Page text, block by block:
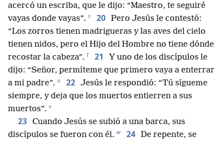
acercó un escriba, que le dijo: “Maestro, te seguiré
vayas donde vayas”. s 20 Pero Jesús le contestó:
“Los zorros tienen madrigueras y las aves del cielo
tienen nidos, pero el Hijo del Hombre no tiene dónde
recostar la cabeza”. t 21
Y uno de los discípulos le
dijo: “Señor, permíteme que primero vaya a enterrar
a mi padre”. u 22 Jesús le respondió: “Tú sígueme
siempre, y deja que los muertos entierren a sus
muertos”. v
23 Cuando Jesús se subió a una barca, sus
discípulos se fueron con él. w 24 De repente, se